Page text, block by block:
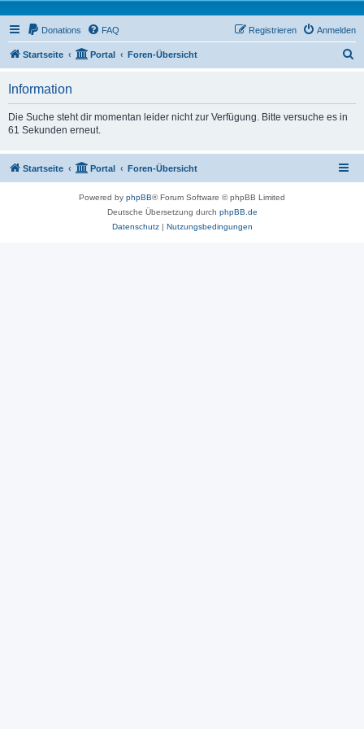
Donations FAQ Anmelden
Registrieren
Startseite Portal Foren-Übersicht
Information
Die Suche steht dir momentan leider nicht zur Verfügung. Bitte versuche es in
61 Sekunden erneut.
Startseite Portal Foren-Übersicht
Powered by phpBB® Forum Software © phpBB Limited
Deutsche Übersetzung durch phpBB.de
Datenschutz| Nutzungsbedingungen